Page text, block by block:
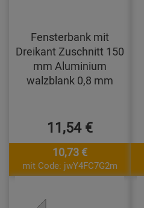
Fensterbank mit
Dreikant Zuschnitt 150
mm Aluminium
walzblank 0,8 mm
11,54 €
10,73 €
mit Code: jwY4FC7G2m